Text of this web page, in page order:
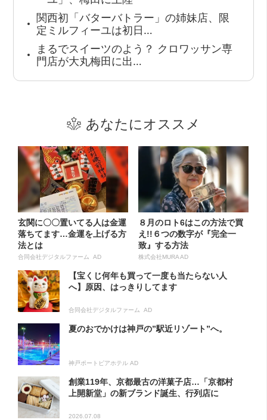
関西初「バターバトラー」の姉妹店、限
定ミルフィーユは初日…
まるでスイーツのよう？ クロワッサン専
門店が大丸梅田に出…
あなたにオススメ
玄関に〇〇置いてる人は金運
落ちてます…金運を上げる方
法とは
合同会社デジタルファーム AD
８月のロト6はこの方法で買
え!!６つの数字が『完全一
致』する方法
株式会社MURA AD
【宝くじ何年も買って一度も当たらない人
へ】原因、はっきりしてます
合同会社デジタルファーム AD
夏のおでかけは神戸の”駅近リゾート”へ。
神戸ポートピアホテル AD
創業119年、京都最古の洋菓子店…「京都村
上開新堂」の新ブランド誕生、行列店に
2026.07.08